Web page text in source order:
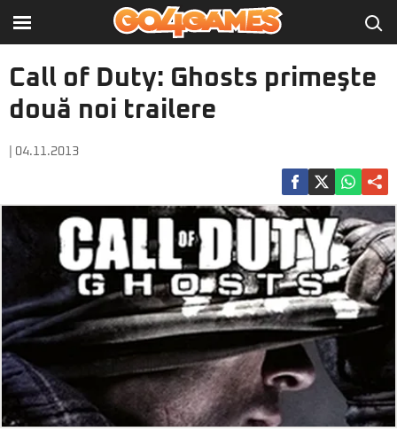
Call of Duty: Ghosts primeşte
două noi trailere
| 04.11.2013